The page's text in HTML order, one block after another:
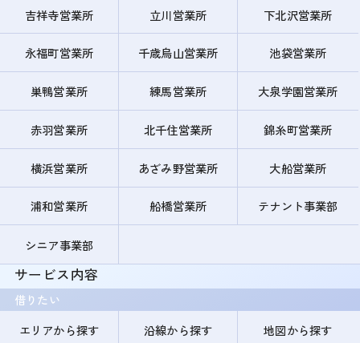
吉祥寺営業所 立川営業所 下北沢営業所
永福町営業所 千歳烏山営業所 池袋営業所
巣鴨営業所 練馬営業所 大泉学園営業所
赤羽営業所 北千住営業所 錦糸町営業所
横浜営業所 あざみ野営業所 大船営業所
浦和営業所 船橋営業所 テナント事業部
シニア事業部
サービス内容
借りたい
エリアから探す
沿線から探す 地図から探す